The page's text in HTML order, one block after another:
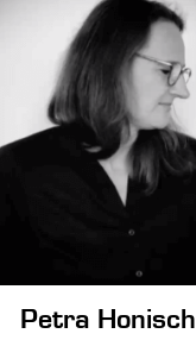
Petra Honisch